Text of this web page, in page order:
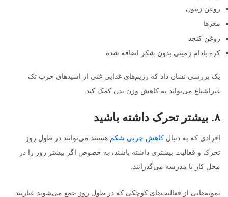
روغن زیتون
مغزها
روغن کنجد
کره بادام زمینی بدون شکر اضافه شده
یک بررسی نشان داد که رژیم‌های غذایی غنی از اسیدهای چرب تک
غیراشباع می‌تواند به کاهش وزن بدن کمک کند.
۸. بیشتر تحرک داشته باشید
افرادی که به دنبال کاهش چربی شکم هستند می‌توانند در طول روز
تحرک و فعالیت بیشتری داشته باشند، به خصوص اگر بیشتر روز را در
محل کار یا مدرسه می‌گذرانند.
نمونه‌هایی از فعالیت‌های کوچکی که در طول روز جمع می‌شوند عبارتند